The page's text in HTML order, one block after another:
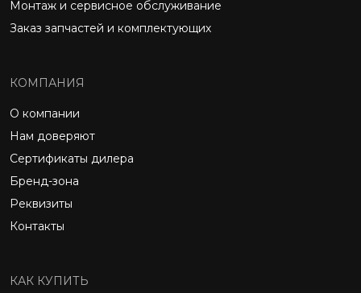
Монтаж и сервисное обслуживание
Заказ запчастей и комплектующих
КОМПАНИЯ
О компании
Нам доверяют
Сертификаты дилера
Бренд-зона
Реквизиты
Контакты
КАК КУПИТЬ